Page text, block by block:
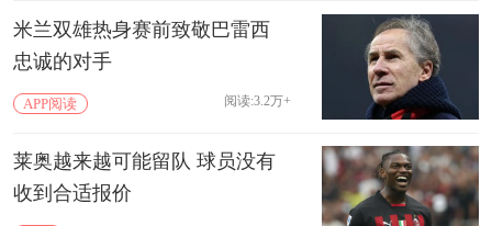
米兰双雄热身赛前致敬巴雷西
忠诚的对手
APP阅读 阅读:3.2万+
莱奥越来越可能留队 球员没有
收到合适报价